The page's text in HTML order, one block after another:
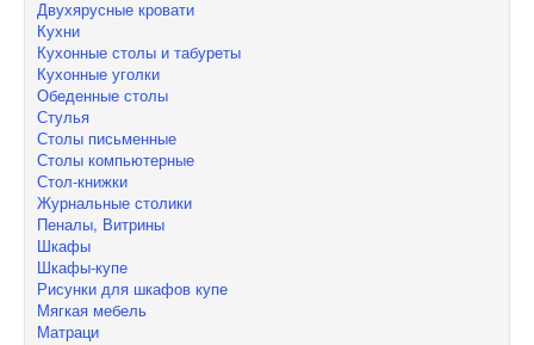
Двухярусные кровати
Кухни
Кухонные столы и табуреты
Кухонные уголки
Обеденные столы
Стулья
Столы письменные
Столы компьютерные
Стол-книжки
Журнальные столики
Пеналы, Витрины
Шкафы
Шкафы-купе
Рисунки для шкафов купе
Мягкая мебель
Матраци